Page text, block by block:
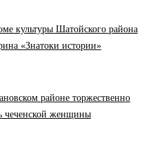
культуры Шатойского района
«Знатоки истории»
районе торжественно
чеченской женщины